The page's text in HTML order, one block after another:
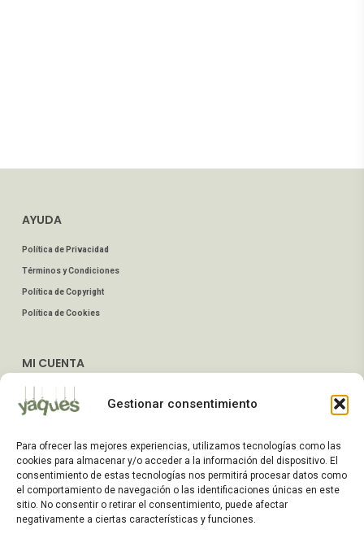
Gestionar consentimiento
Para ofrecer las mejores experiencias, utilizamos tecnologías como las
cookies para almacenar y/o acceder a la información del dispositivo. El
consentimiento de estas tecnologías nos permitirá procesar datos como
el comportamiento de navegación o las identificaciones únicas en este
sitio. No consentir o retirar el consentimiento, puede afectar
negativamente a ciertas características y funciones.
AYUDA
Política de Privacidad
Términos y Condiciones
Política de Copyright
Política de Cookies
MI CUENTA
Dirección de Envío
Preguntas Frecuentes
ATENCIÓN AL CLIENTE